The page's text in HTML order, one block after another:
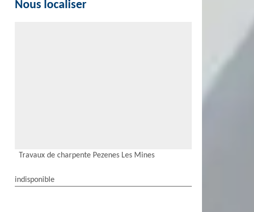
Nous localiser
Travaux de charpente Pezenes Les Mines
indisponible